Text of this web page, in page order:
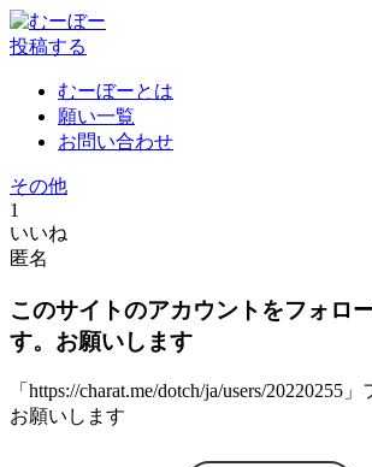
投稿する
むーぼーとは
願い一覧
お問い合わせ
その他
1
いいね
匿名
このサイトのアカウントをフォロ
す。お願いします
「https://charat.me/dotch/ja/users/20220255
お願いします